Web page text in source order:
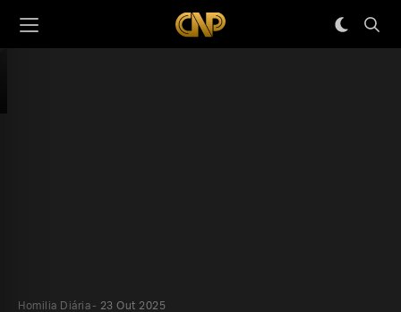
Homilia Diária 23 Out 2025